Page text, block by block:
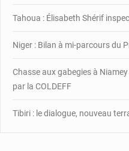
Tahoua : Élisabeth Shérif
Niger : Bilan à mi-parcours du
Chasse aux gabegies à
par la COLDEFF
Tibiri : le dialogue, nouveau